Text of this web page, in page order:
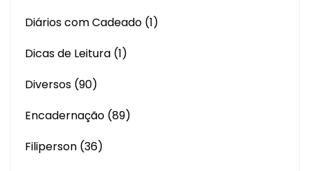
Diários com Cadeado (1)
Dicas de Leitura (1)
Diversos (90)
Encadernação (89)
Filiperson (36)